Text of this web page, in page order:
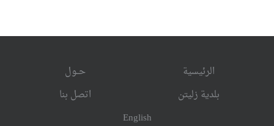
الرئيسية
حــول
بلدية زليتن
اتصل بنا
English